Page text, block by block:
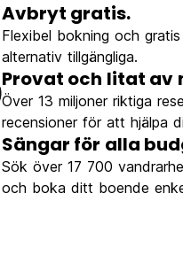
Avbryt gratis.
Flexibel bokning och
alternativ tillgängliga.
Provat och litat av
Över 13 miljoner riktiga
recensioner för att hjälpa
Sängar för alla
Sök över 17 700
och boka ditt boende